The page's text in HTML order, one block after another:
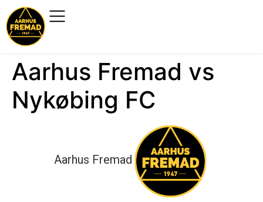
Aarhus Fremad vs
Nykøbing FC
Aarhus Fremad